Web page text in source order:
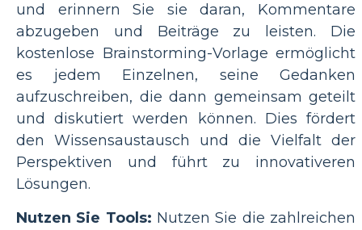
und erinnern Sie sie daran, Kommentare
abzugeben und Beiträge zu leisten. Die
kostenlose Brainstorming-Vorlage ermöglicht
es jedem Einzelnen, seine Gedanken
aufzuschreiben, die dann gemeinsam geteilt
und diskutiert werden können. Dies fördert
den Wissensaustausch und die Vielfalt der
Perspektiven und führt zu innovativeren
Lösungen.
Nutzen Sie Tools: Nutzen Sie die zahlreichen